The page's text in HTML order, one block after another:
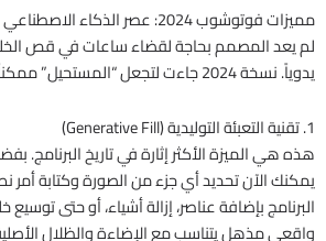
مميزات فوتوشوب 2024: عصر الذكاء الاصطناعي بين يديك
لم يعد المصمم بحاجة لقضاء ساعات في قص
يدوياً. نسخة 2024 جاءت لتجعل “المستحيل” ممكناً بضغطة زر.
1. تقنية التعبئة التوليدية (Generative Fill)
هذه هي الميزة الأكثر إثارة في تاريخ البرنامج.
البرنامج بإضافة عناصر، إزالة أشياء، أو حتى
واقعي مذهل يتناسب مع الإضاءة والظلال